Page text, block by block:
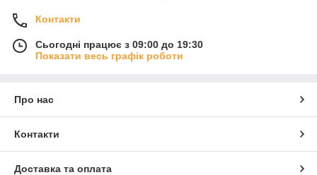
Контакти
Сьогодні працює з 09:00 до 19:30
Показати весь графік роботи
Про нас
Контакти
Доставка та оплата